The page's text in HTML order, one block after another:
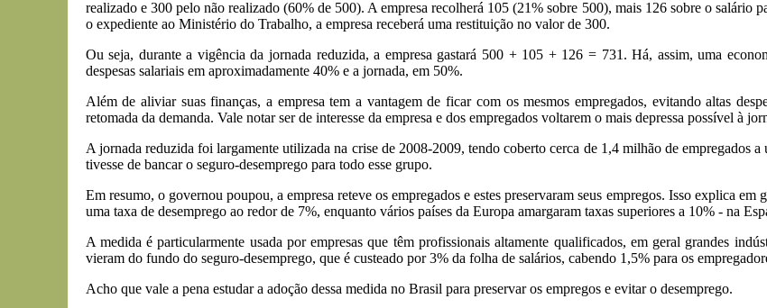
realizado e 300 pelo não realizado (60% de 500). A empresa recolherá 105 (21% sobre 500), mais 126 sobre o salário
o expediente ao Ministério do Trabalho, a empresa receberá uma restituição no valor de 300.
Ou seja, durante a vigência da jornada reduzida, a empresa gastará 500 + 105 + 126 = 731. Há, assim, uma
despesas salariais em aproximadamente 40% e a jornada, em 50%.
Além de aliviar suas finanças, a empresa tem a vantagem de ficar com os mesmos empregados, evitando altas
retomada da demanda. Vale notar ser de interesse da empresa e dos empregados voltarem o mais depressa possível à
A jornada reduzida foi largamente utilizada na crise de 2008-2009, tendo coberto cerca de 1,4 milhão de empregados
tivesse de bancar o seguro-desemprego para todo esse grupo.
Em resumo, o governou poupou, a empresa reteve os empregados e estes preservaram seus empregos. Isso explica
uma taxa de desemprego ao redor de 7%, enquanto vários países da Europa amargaram taxas superiores a 10% - na
A medida é particularmente usada por empresas que têm profissionais altamente qualificados, em geral grandes
vieram do fundo do seguro-desemprego, que é custeado por 3% da folha de salários, cabendo 1,5% para os
Acho que vale a pena estudar a adoção dessa medida no Brasil para preservar os empregos e evitar o desemprego.